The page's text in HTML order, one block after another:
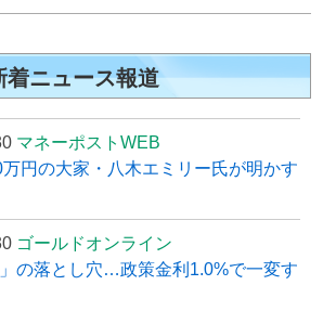
着ニュース報道
マネーポストWEB
円の大家・八木エミリー氏が明かす
ゴールドオンライン
」の落とし穴…政策金利1.0%で一変す